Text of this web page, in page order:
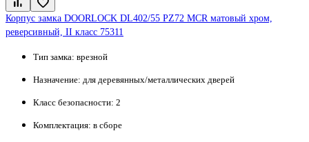
Корпус замка DOORLOCK DL402/55 PZ72 MCR матовый хром,
реверсивный, II класс 75311
Тип замка: врезной
Назначение: для деревянных/металлических дверей
Класс безопасности: 2
Комплектация: в сборе